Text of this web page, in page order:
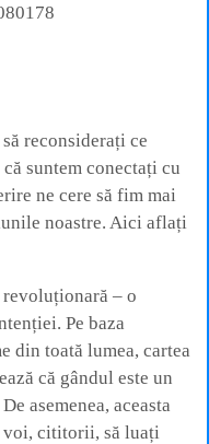
viața și
reconsiderați ce
suntem conectați cu
ne cere să fim mai
noastre. Aici aflați
– o
Pe baza
din toată lumea, cartea
că gândul este un
asemenea, aceasta
voi, cititorii, să luați